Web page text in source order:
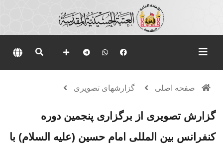
صفحه اصلی گزارشهای تصویری
گزارش تصویری از برگزاری پنجمین دوره
کنفرانس بین المللی امام حسین (علیه السلام) با